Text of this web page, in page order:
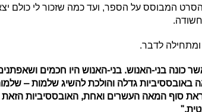
המבוסס על הספר, ועד כמה שזכור לי כולם
לדבר.
כונה בני-האנוש. בני-האנוש היו חכמים
גדלה והולכת להשיג שלמות –
סוף המאה העשרים ואחת, האובססיביות הזאת